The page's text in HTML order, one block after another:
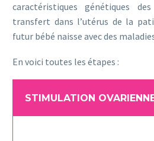
caractéristiques génétiques
transfert dans l’utérus de la
futur bébé naisse avec des
En voici toutes les étapes :
STIMULATION